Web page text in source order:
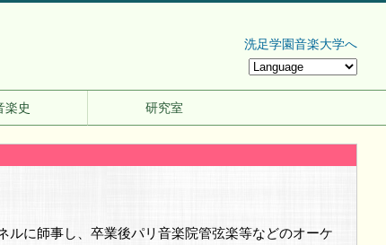
洗足学園音楽大学へ
楽史 研究室
に師事し、卒業後パリ音楽院管弦楽等などのオーケ